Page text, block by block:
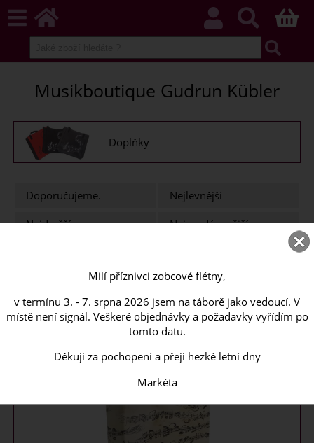
Musikboutique Gudrun Kübler
Doplňky
Doporučujeme.
Nejlevnější
Nejdražší
Nejprodávanější
Milí příznivci zobcové flétny,
v termínu 3. - 7. srpna 2026 jsem na táborě jako vedoucí. V
místě není signál. Veškeré objednávky a požadavky vyřídím po
tomto datu.
Děkuji za pochopení a přeji hezké letní dny
Markéta